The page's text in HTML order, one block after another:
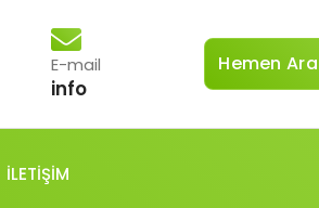
E-mail
info
Hemen Ara
İLETİŞİM